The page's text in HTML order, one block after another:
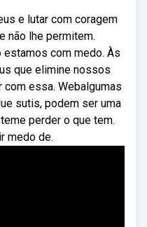
e lutar com coragem
não lhe permitem.
estamos com medo. Às
que elimine nossos
essa. Webalgumas
sutis, podem ser uma
perder o que tem.
medo de.